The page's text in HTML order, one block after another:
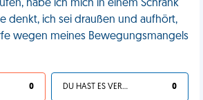
habe ich mich in einem Schrank
denkt, ich sei draußen und aufhört,
wegen meines Bewegungsmangels
0 DU HAST ES VERDIENT 0